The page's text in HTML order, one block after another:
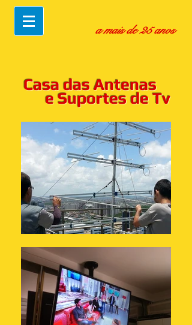
a mais de 25 anos
Casa das Antenas
e Suportes de Tv